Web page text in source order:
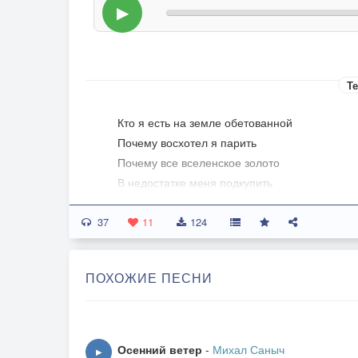
▶
Кто я есть на земле обетованной
Почему восхотел я парить
Почему все вселенское золото
В недостатке меня подкупить
Почему отвергая величие
Отключив общестадный инстинкт
Выбрал черный как ночь антрацит
Возвернуться в спокойствие стен
37 11 124
ПОХОЖИЕ ПЕСНИ
▶ Осенний ветер - Михал Саныч